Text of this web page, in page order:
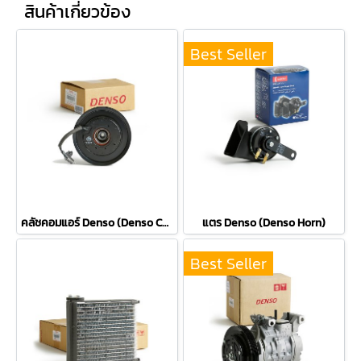
สินค้าเกี่ยวข้อง
คลัชคอมแอร์ Denso (Denso Compressor Clutch)
Best Seller
แตร Denso (Denso Horn)
Best Seller